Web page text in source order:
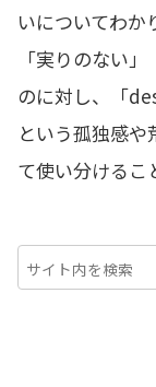
いについてわ
「実りのない
のに対し、「
という孤独感
て使い分けるこ